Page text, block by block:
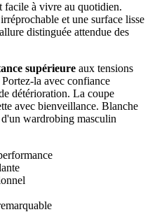
facile à vivre au quotidien.
et une surface lisse
distinguée attendue des
supérieure aux tensions
la avec confiance
détérioration. La coupe
avec bienveillance. Blanche
wardrobing masculin